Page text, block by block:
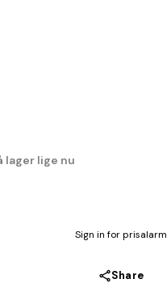
lager lige nu
Sign in for prisalarm
Share